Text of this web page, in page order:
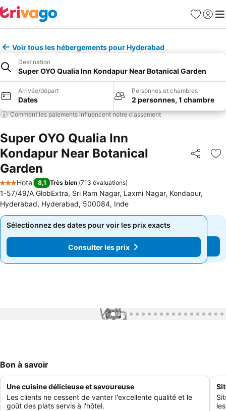
Favoris
Se
Voir tous les hébergements pour Hyderabad
Destination
Super OYO Qualia Inn Kondapur Near Botanical Garden
Arrivée/départ
Dates
Personnes et chambres
2 personnes, 1 chambre
Comment les paiements influencent notre classement
Super OYO Qualia Inn
Kondapur Near Botanical
Garden
Partager
3 Étoiles
Hotel 8,1 Très bien (713 évaluations)
1-57/49/A GlobExtra, Sri Ram Nagar, Laxmi Nagar, Kondapur,
Hyderabad, Hyderabad, 500084, Inde
Sélectionnez des dates pour voir les prix exacts
Consulter les prix
Sélectionnez des dates pour voir les prix exacts
Consulter les prix
1 / 20
Bon à savoir
Une cuisine délicieuse et savoureuse
Les clients ne cessent de vanter l'excellente qualité et le
goût des plats servis à l'hôtel.